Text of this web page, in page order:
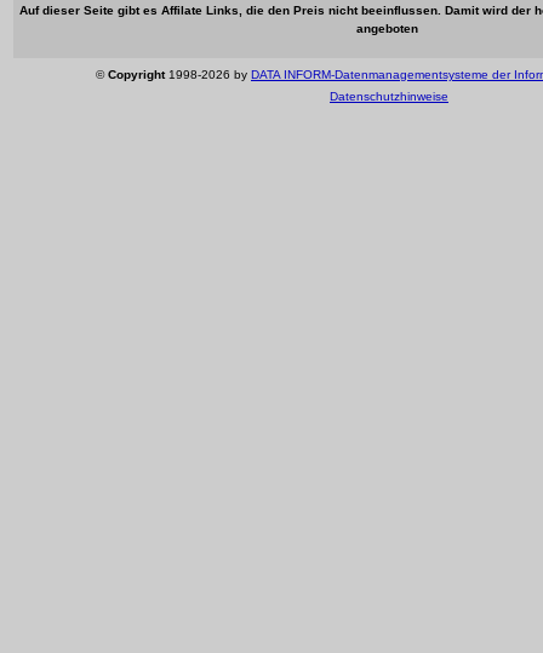
Auf dieser Seite gibt es Affilate Links, die den Preis nicht beeinflussen. Damit wird der
angeboten
©Copyright1998-2026 by DATA INFORM-Datenmanagementsysteme der
Datenschutzhinweise